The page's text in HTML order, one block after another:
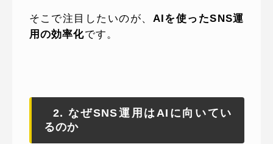
そこで注目したいのが、 AIを使ったSNS運
用の効率化です。
2. なぜSNS運用はAIに向いてい
るのか